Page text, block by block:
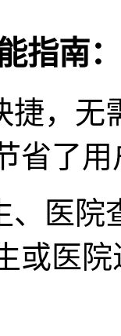
指南：
捷，
省了
、医
或医